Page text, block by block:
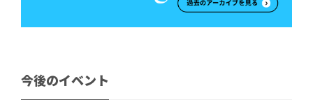
今後のイベント